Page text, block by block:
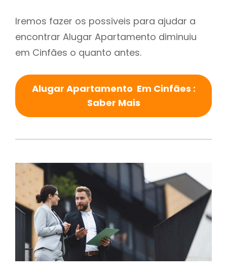
Iremos fazer os possiveis para ajudar a
encontrar Alugar Apartamento diminuiu
em Cinfães o quanto antes.
Alugar Apartamento Em Cinfães :
Saber Mais